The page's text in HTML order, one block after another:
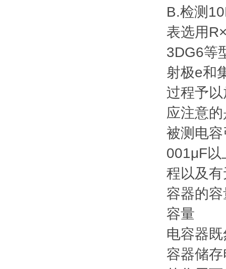
B.检测
表选用
3DG6等
射极e和
过程予
应注意
被测电
001μF以
程以及
容器的
容量
电容器
容器储